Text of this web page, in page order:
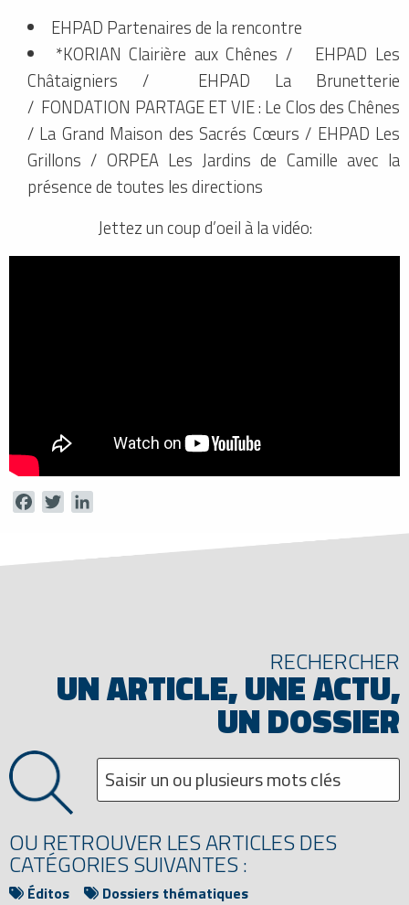
EHPAD Partenaires de la rencontre
*KORIAN Clairière aux Chênes / EHPAD Les
Châtaigniers / EHPAD La Brunetterie
/ FONDATION PARTAGE ET VIE : Le Clos des Chênes
/ La Grand Maison des Sacrés Cœurs / EHPAD Les
Grillons / ORPEA Les Jardins de Camille avec la
présence de toutes les directions
Jettez un coup d’oeil à la vidéo:
FacebookTwitter
RECHERCHER
UN ARTICLE, UNE ACTU,
UN DOSSIER
OU RETROUVER LES ARTICLES DES
CATÉGORIES SUIVANTES :
Éditos
Dossiers thématiques